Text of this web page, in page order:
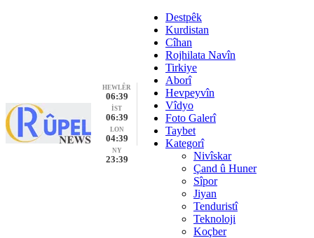
HEWLÊR
06:39
İST
06:39
LON
04:39
NY
23:39
Destpêk
Kurdistan
Cîhan
Rojhilata Navîn
Tirkiye
Aborî
Hevpeyvîn
Vîdyo
Foto Galerî
Taybet
Kategorî
Nivîskar
Çand û Huner
Sîpor
Jiyan
Tenduristî
Teknoloji
Koçber